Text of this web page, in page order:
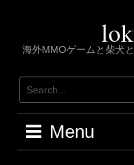
海外MMOゲームと柴犬
Menu